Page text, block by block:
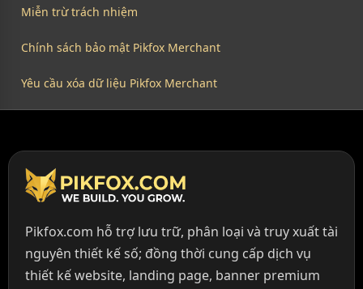
Miễn trừ trách nhiệm
Chính sách bảo mật Pikfox Merchant
Yêu cầu xóa dữ liệu Pikfox Merchant
Pikfox.com hỗ trợ lưu trữ, phân loại và truy xuất tài
nguyên thiết kế số; đồng thời cung cấp dịch vụ
thiết kế website, landing page, banner premium